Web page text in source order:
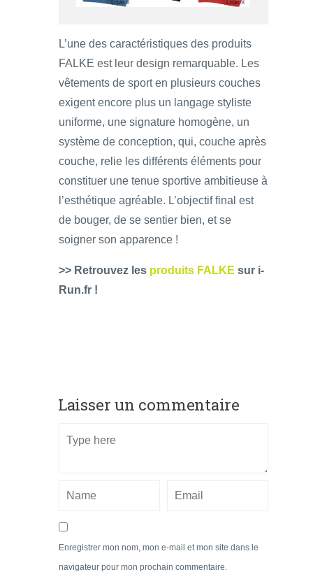
L’une des caractéristiques des produits
FALKE est leur design remarquable. Les
vêtements de sport en plusieurs couches
exigent encore plus un langage styliste
uniforme, une signature homogène, un
système de conception, qui, couche après
couche, relie les différents éléments pour
constituer une tenue sportive ambitieuse à
l’esthétique agréable. L’objectif final est
de bouger, de se sentier bien, et se
soigner son apparence !
>> Retrouvez les produits FALKE sur i-
Run.fr !
Laisser un commentaire
Enregistrer mon nom, mon e-mail et mon site dans le
navigateur pour mon prochain commentaire.